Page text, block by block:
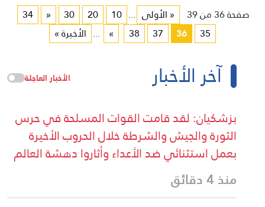
صفحة 36 من 39 « الأولى ...
10
20
30
«
34
35
36
37
38
»
... الأخيرة »
آخر الأخبار الأخبار العاجلة
بزشكيان: لقد قامت القوات المسلحة في حرس
الثورة والجيش والشرطة خلال الحروب الأخيرة
بعمل استثنائي ضد الأعداء وأثاروا دهشة العالم
منذ 4 دقائق